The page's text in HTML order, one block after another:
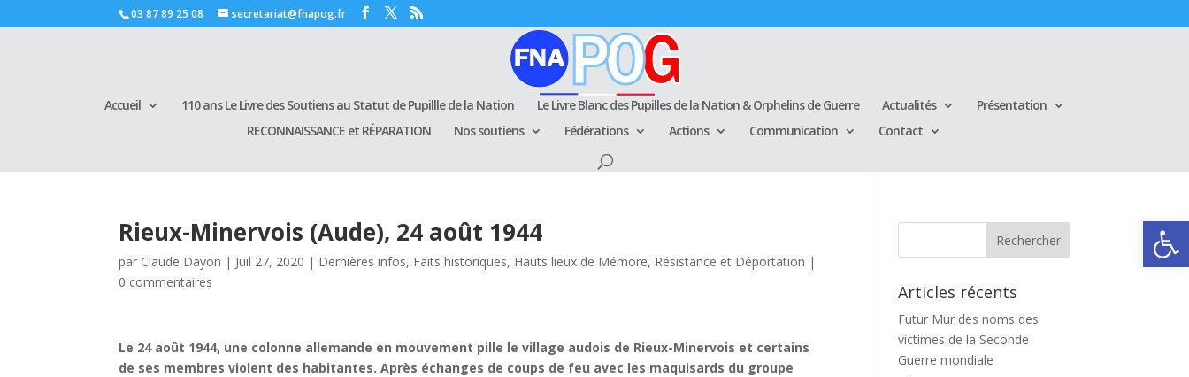
Ouvrir
03 87 89 25 08 secretariat@fnapog.fr
Accueil 110 ans Le Livre des Soutiens au Statut de Pupillle de la Nation Le Livre Blanc des Pupilles de la Nation & Orphelins de Guerre Actualités
Présentation
RECONNAISSANCE et RÉPARATION
Nos soutiens Fédérations Actions Communication Contact
Rieux-Minervois (Aude), 24 août 1944
par Claude Dayon | Juil 27, 2020 | Dernières infos, Faits historiques, Hauts lieux de Mémore, Résistance et Déportation |
0 commentaires
Le 24 août 1944, une colonne allemande en mouvement pille le village audois de Rieux-Minervois et certains
de ses membres violent des habitantes. Après échanges de coups de feu avec les maquisards du groupe
Articles récents
Futur Mur des noms des
victimes de la Seconde
Guerre mondiale